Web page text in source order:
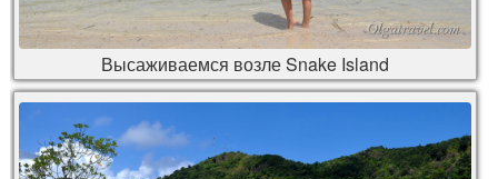
Высаживаемся возле Snake Island